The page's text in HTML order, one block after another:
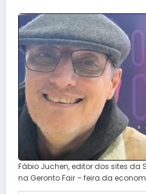
Fábio Juchen, editor dos sites
na Geronto Fair – feira da